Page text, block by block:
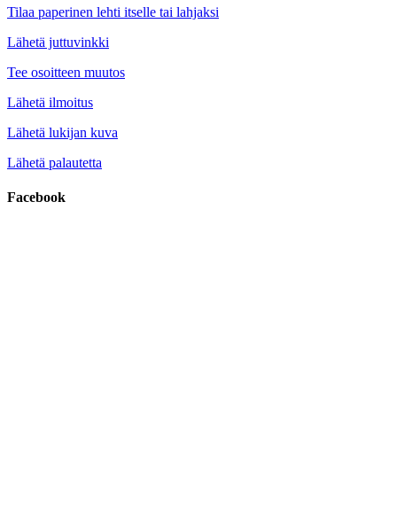
Tilaa paperinen lehti itselle tai lahjaksi
Lähetä juttuvinkki
Tee osoitteen muutos
Lähetä ilmoitus
Lähetä lukijan kuva
Lähetä palautetta
Facebook